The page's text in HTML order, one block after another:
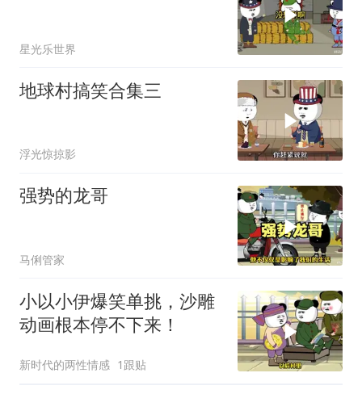
星光乐世界
地球村搞笑合集三
浮光惊掠影
强势的龙哥
马俐管家
小以小伊爆笑单挑，沙雕
动画根本停不下来！
新时代的两性情感 1跟贴